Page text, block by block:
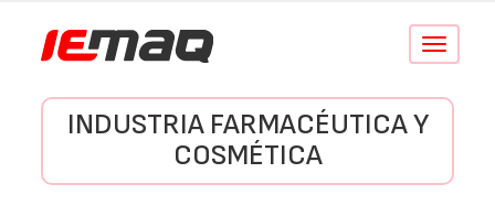
Conmutar
INDUSTRIA FARMACÉUTICA Y
COSMÉTICA